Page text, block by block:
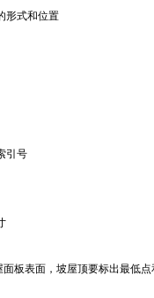
形式和位置
引号
板表面，坡屋顶要标出最低点